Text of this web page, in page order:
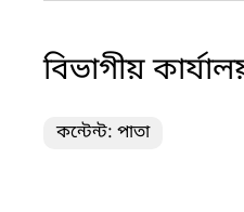
বিভাগীয়
কন্টেন্ট: পাতা